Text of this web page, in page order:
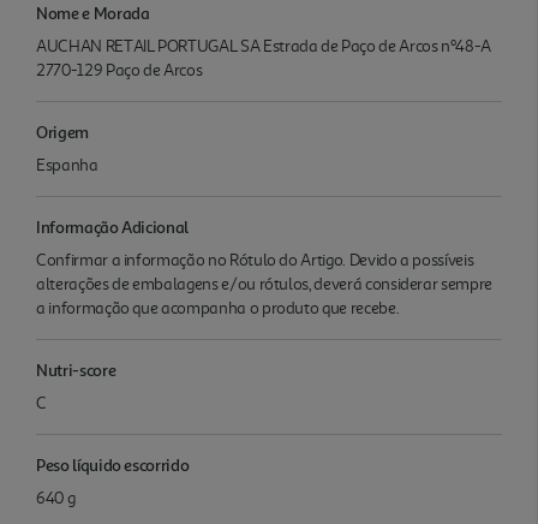
Nome e Morada
AUCHAN RETAIL PORTUGAL SA Estrada de Paço de Arcos nº48-A
2770-129 Paço de Arcos
Origem
Espanha
Informação Adicional
Confirmar a informação no Rótulo do Artigo. Devido a possíveis
alterações de embalagens e/ou rótulos, deverá considerar sempre
a informação que acompanha o produto que recebe.
Nutri-score
C
Peso líquido escorrido
640 g